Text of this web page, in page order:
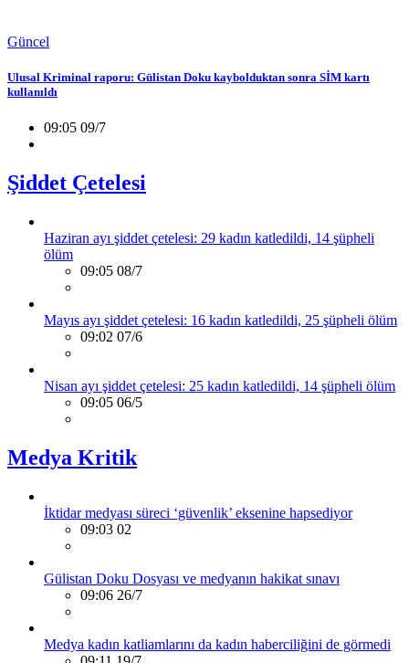
Güncel
Ulusal Kriminal raporu: Gülistan Doku kaybolduktan sonra SİM kartı
kullanıldı
09:05 09/7
Şiddet Çetelesi
Haziran ayı şiddet çetelesi: 29 kadın katledildi, 14 şüpheli
ölüm
09:05 08/7
Mayıs ayı şiddet çetelesi: 16 kadın katledildi, 25 şüpheli ölüm
09:02 07/6
Nisan ayı şiddet çetelesi: 25 kadın katledildi, 14 şüpheli ölüm
09:05 06/5
Medya Kritik
İktidar medyası süreci ‘güvenlik’ eksenine hapsediyor
09:03 02
Gülistan Doku Dosyası ve medyanın hakikat sınavı
09:06 26/7
Medya kadın katliamlarını da kadın haberciliğini de görmedi